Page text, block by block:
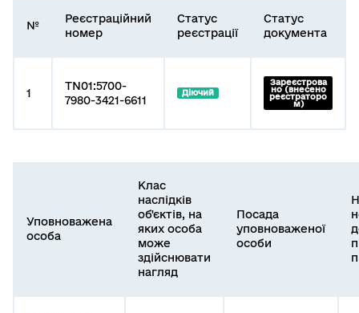
№
Реєстраційний
номер
Статус
реєстрації
Статус
документа
1
TN01:5700-
7980-3421-6611
Діючий
Зареєстрова
но (внесено
реєстраторо
м)
Уповноважена
особа
Клас
наслідків
об'єктів, на
яких особа
може
здійснювати
нагляд
Посада
уповноваженої
особи